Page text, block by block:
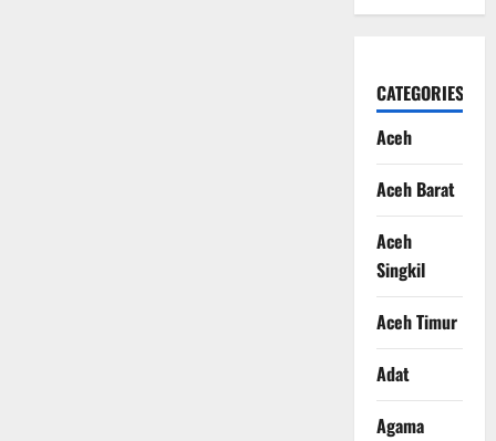
CATEGORIES
Aceh
Aceh Barat
Aceh
Singkil
Aceh Timur
Adat
Agama